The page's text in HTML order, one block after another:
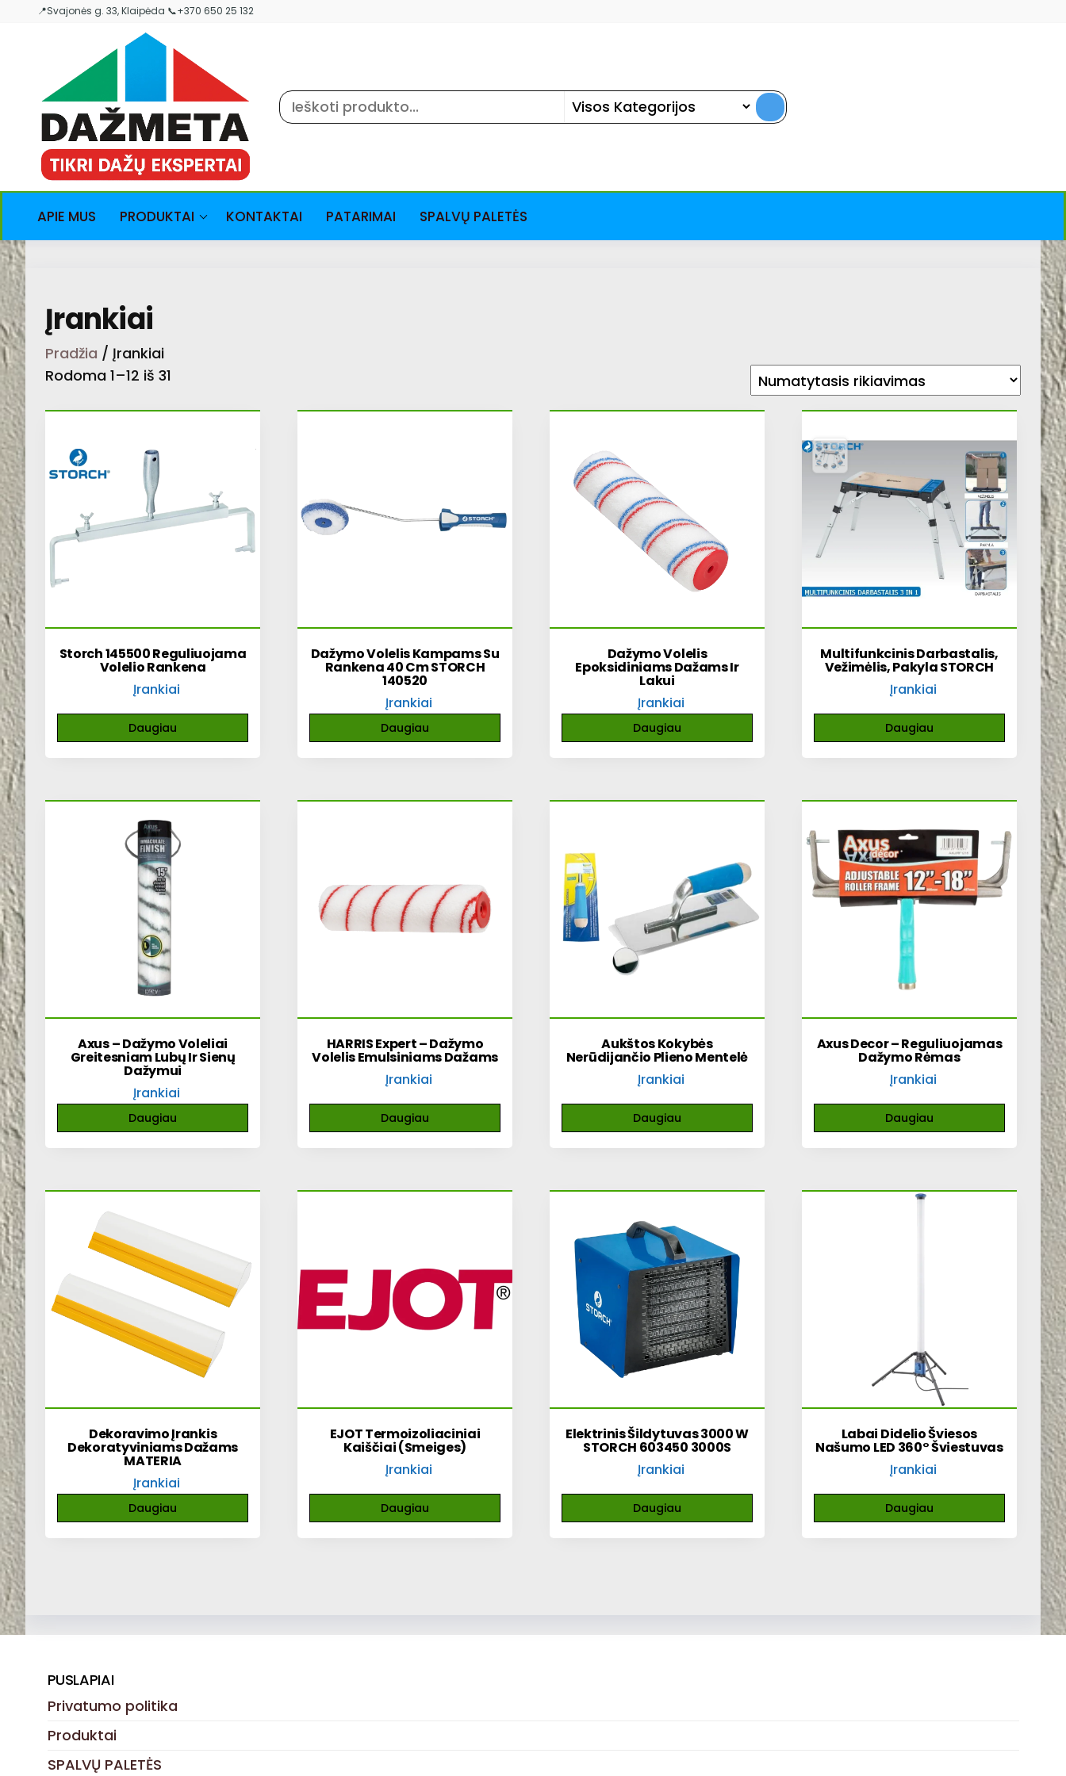
📍Svajonės g. 33, Klaipėda 📞+370 650 25 132
APIE MUS PRODUKTAI KONTAKTAI PATARIMAI SPALVŲ PALETĖS
Įrankiai
Pradžia / Įrankiai
Rodoma 1–12 iš 31
Storch 145500 Reguliuojama
Volelio Rankena
Įrankiai
Daugiau
Dažymo Volelis Kampams Su
Rankena 40 Cm STORCH
140520
Įrankiai
Daugiau
Dažymo Volelis
Epoksidiniams Dažams Ir
Lakui
Įrankiai
Daugiau
Multifunkcinis Darbastalis,
Vežimėlis, Pakyla STORCH
Įrankiai
Daugiau
Axus – Dažymo Voleliai
Greitesniam Lubų Ir Sienų
Dažymui
Įrankiai
Daugiau
HARRIS Expert – Dažymo
Volelis Emulsiniams Dažams
Įrankiai
Daugiau
Aukštos Kokybės
Nerūdijančio Plieno Mentelė
Įrankiai
Daugiau
Axus Decor – Reguliuojamas
Dažymo Rėmas
Įrankiai
Daugiau
Dekoravimo Įrankis
Dekoratyviniams Dažams
MATERIA
Įrankiai
Daugiau
EJOT Termoizoliaciniai
Kaiščiai (Smeiges)
Įrankiai
Daugiau
Elektrinis Šildytuvas 3000 W
STORCH 603450 3000S
Įrankiai
Daugiau
Labai Didelio Šviesos
Našumo LED 360° Šviestuvas
Įrankiai
Daugiau
PUSLAPIAI
Privatumo politika
Produktai
SPALVŲ PALETĖS